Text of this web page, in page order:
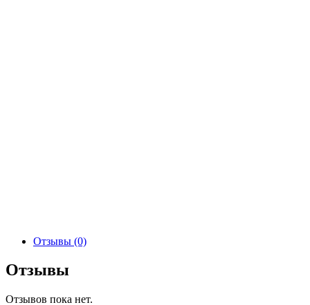
Отзывы (0)
Отзывы
Отзывов пока нет.